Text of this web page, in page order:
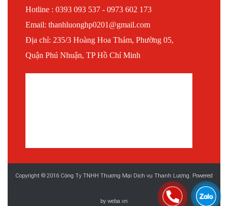
Hotline : 0393 093 537 - 0973 602 173
Email: thanhluonghp0201@gmail.com
Địa chỉ: 235/3 Hoàng Hoa Thám, Phường 05,
Quận Phú Nhuận, TP Hồ Chí Minh
Copyright © 2016 Công Ty TNHH Thương Mại Dịch vụ Thanh Lượng. Powered
by weba.vn